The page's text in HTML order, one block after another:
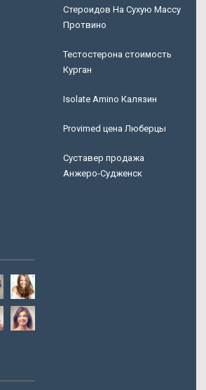
Стероидов На Сухую Массу
Протвино
Тестостерона стоимость
Курган
Isolate Amino Калязин
Provimed цена Люберцы
Суставер продажа
Анжеро-Судженск